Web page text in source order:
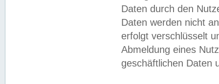
Daten durch den
Daten werden nicht
erfolgt verschlüsselt
Abmeldung eines
geschäftlichen Daten